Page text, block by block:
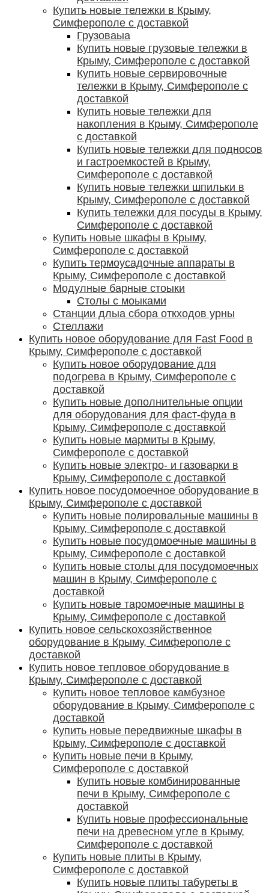
Купить новые тележки в Крыму,
Симферополе с доставкой
Грузоваыа
Купить новые грузовые тележки в
Крыму, Симферополе с доставкой
Купить новые сервировочные
тележки в Крыму, Симферополе с
доставкой
Купить новые тележки для
накопления в Крыму, Симферополе
с доставкой
Купить новые тележки для подносов
и гастроемкостей в Крыму,
Симферополе с доставкой
Купить новые тележки шпильки в
Крыму, Симферополе с доставкой
Купить тележки для посуды в Крыму,
Симферополе с доставкой
Купить новые шкафы в Крыму,
Симферополе с доставкой
Купить термоусадочные аппараты в
Крыму, Симферополе с доставкой
Модулные барные стоыки
Столы с моыками
Станции длыа сбора откходов урны
Стеллажи
Купить новое оборудование для Fast Food в
Крыму, Симферополе с доставкой
Купить новое оборудование для
подогрева в Крыму, Симферополе с
доставкой
Купить новые дополнительные опции
для оборудования для фаст-фуда в
Крыму, Симферополе с доставкой
Купить новые мармиты в Крыму,
Симферополе с доставкой
Купить новые электро- и газоварки в
Крыму, Симферополе с доставкой
Купить новое посудомоечное оборудование в
Крыму, Симферополе с доставкой
Купить новые полировальные машины в
Крыму, Симферополе с доставкой
Купить новые посудомоечные машины в
Крыму, Симферополе с доставкой
Купить новые столы для посудомоечных
машин в Крыму, Симферополе с
доставкой
Купить новые таромоечные машины в
Крыму, Симферополе с доставкой
Купить новое сельскохозяйственное
оборудование в Крыму, Симферополе с
доставкой
Купить новое тепловое оборудование в
Крыму, Симферополе с доставкой
Купить новое тепловое камбузное
оборудование в Крыму, Симферополе с
доставкой
Купить новые передвижные шкафы в
Крыму, Симферополе с доставкой
Купить новые печи в Крыму,
Симферополе с доставкой
Купить новые комбинированные
печи в Крыму, Симферополе с
доставкой
Купить новые профессиональные
печи на древесном угле в Крыму,
Симферополе с доставкой
Купить новые плиты в Крыму,
Симферополе с доставкой
Купить новые плиты табуреты в